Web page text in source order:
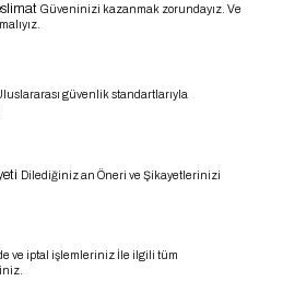
Güveninizi kazanmak zorundayız. Ve
güvenlik standartlarıyla
Dilediğiniz an Öneri ve Şikayetlerinizi
ve iptal işlemleriniz İle ilgili tüm